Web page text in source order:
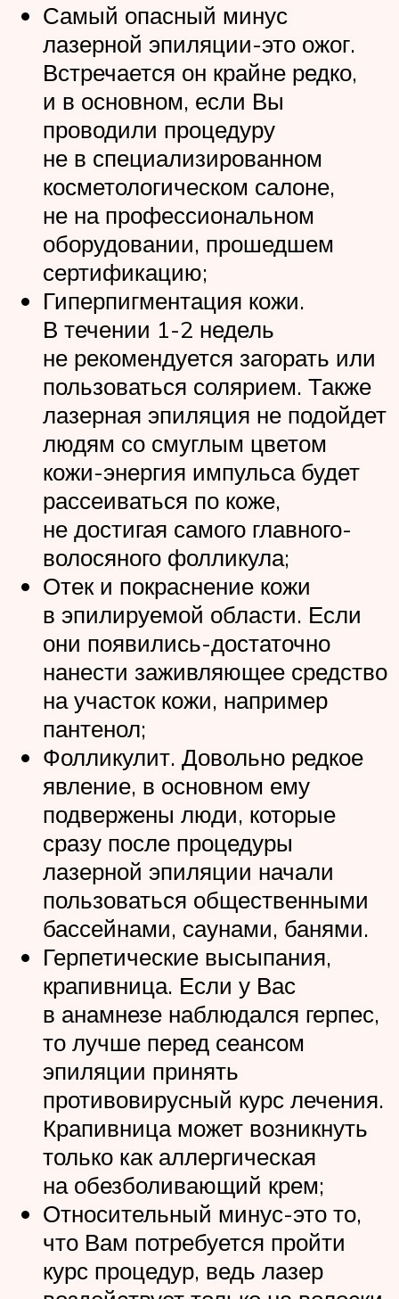
Самый опасный минус
лазерной эпиляции-это ожог.
Встречается он крайне редко,
и в основном, если Вы
проводили процедуру
не в специализированном
косметологическом салоне,
не на профессиональном
оборудовании, прошедшем
сертификацию;
Гиперпигментация кожи.
В течении 1-2 недель
не рекомендуется загорать или
пользоваться солярием. Также
лазерная эпиляция не подойдет
людям со смуглым цветом
кожи-энергия импульса будет
рассеиваться по коже,
не достигая самого главного-
волосяного фолликула;
Отек и покраснение кожи
в эпилируемой области. Если
они появились-достаточно
нанести заживляющее средство
на участок кожи, например
пантенол;
Фолликулит. Довольно редкое
явление, в основном ему
подвержены люди, которые
сразу после процедуры
лазерной эпиляции начали
пользоваться общественными
бассейнами, саунами, банями.
Герпетические высыпания,
крапивница. Если у Вас
в анамнезе наблюдался герпес,
то лучше перед сеансом
эпиляции принять
противовирусный курс лечения.
Крапивница может возникнуть
только как аллергическая
на обезболивающий крем;
Относительный минус-это то,
что Вам потребуется пройти
курс процедур, ведь лазер